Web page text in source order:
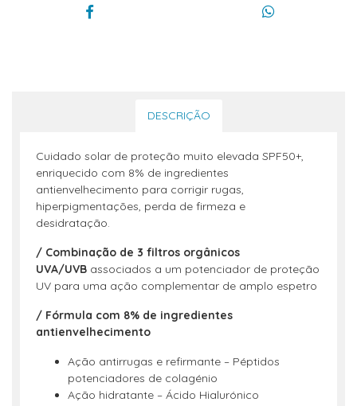
DESCRIÇÃO
Cuidado solar de proteção muito elevada SPF50+,
enriquecido com 8% de ingredientes
antienvelhecimento para corrigir rugas,
hiperpigmentações, perda de firmeza e
desidratação.
/ Combinação de 3 filtros orgânicos
UVA/UVB associados a um potenciador de proteção
UV para uma ação complementar de amplo espetro
/ Fórmula com 8% de ingredientes
antienvelhecimento
Ação antirrugas e refirmante – Péptidos
potenciadores de colagénio
Ação hidratante – Ácido Hialurónico